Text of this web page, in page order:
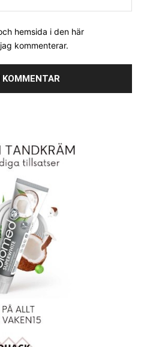
hemsida i den här
kommenterar.